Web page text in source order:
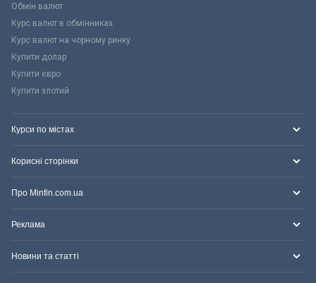
Обмін валют
Курс валют в обмінниках
Курс валют на чорному ринку
Купити долар
Купити євро
Купити злотий
Курси по містах
Корисні сторінки
Про Minfin.com.ua
Реклама
Новини та статті